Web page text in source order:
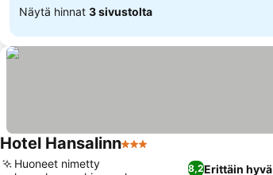
Näytä hinnat 3 sivustolta
Hotel Hansalinn3 Tähtiluokitus
8,2Erittäin hyvä
Huoneet nimetty